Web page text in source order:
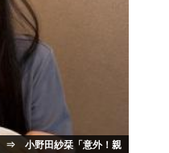
⇒ 小野田紗栞「意外！親